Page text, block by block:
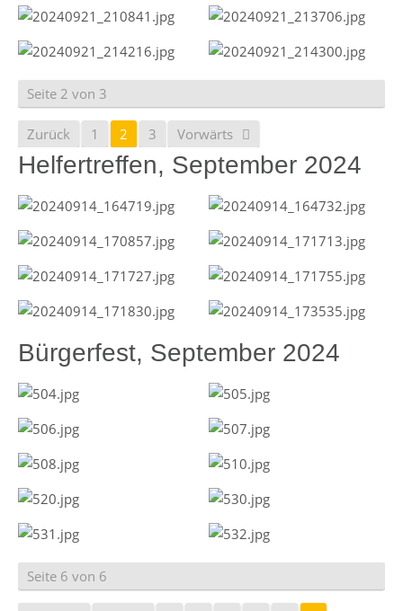
Seite 2 von 3
Zurück 1 2 3 Vorwärts
Helfertreffen, September 2024
Bürgerfest, September 2024
Seite 6 von 6